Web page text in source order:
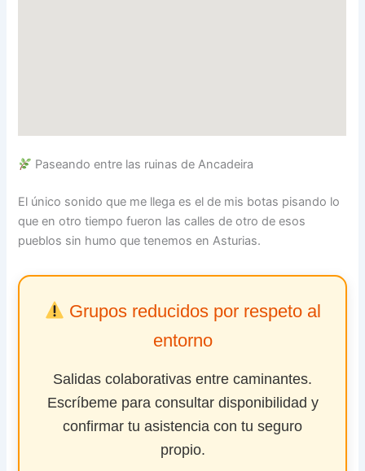
Paseando entre las ruinas de Ancadeira
El único sonido que me llega es el de mis botas pisando lo
que en otro tiempo fueron las calles de otro de esos
pueblos sin humo que tenemos en Asturias.
Grupos reducidos por respeto al
entorno
Salidas colaborativas entre caminantes.
Escríbeme para consultar disponibilidad y
confirmar tu asistencia con tu seguro
propio.